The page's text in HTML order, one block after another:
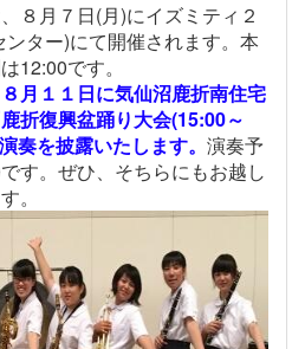
８月７日(月)にイズミティ２
ンター)にて開催されます。本
12:00です。
月１１日に気仙沼鹿折南住宅
折復興盆踊り大会(15:00～
奏を披露いたします。 演奏予
す。ぜひ、そちらにもお越し
。